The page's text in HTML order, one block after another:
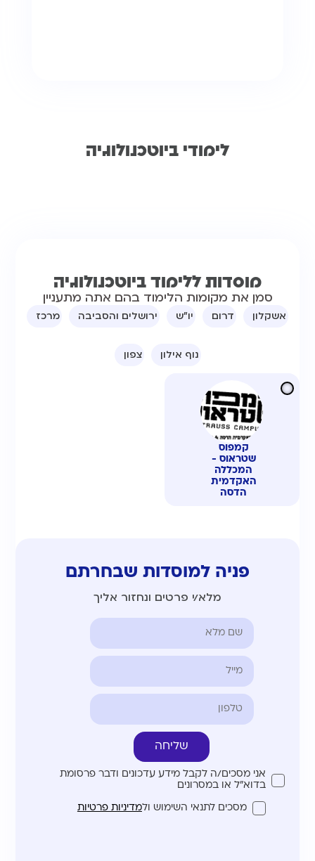
לימודי ביוטכנולוגיה
מוסדות ללימוד​ ביוטכנולוגיה
סמן את מקומות הלימוד בהם אתה מתעניין
אשקלון דרום יו"ש ירושלים והסביבה מרכז
נוף אילון צפון
קמפוס
שטראוס -
המכללה
האקדמית
הדסה
פניה למוסדות שבחרתם
מלא/י פרטים ונחזור אליך
שליחה
אני מסכים/ה לקבל מידע עדכונים ודבר פרסומת
בדוא"ל או במסרונים
מסכים לתנאי השימוש ולמדיניות פרטיות